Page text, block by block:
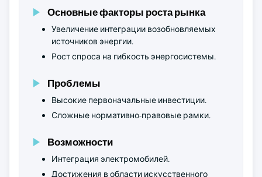
Основные факторы роста рынка
Увеличение интеграции возобновляемых
источников энергии.
Рост спроса на гибкость энергосистемы.
Проблемы
Высокие первоначальные инвестиции.
Сложные нормативно-правовые рамки.
Возможности
Интеграция электромобилей.
Достижения в области искусственного